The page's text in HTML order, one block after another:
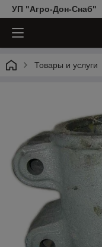
УП "Агро-Дон-Снаб"
Товары и услуги